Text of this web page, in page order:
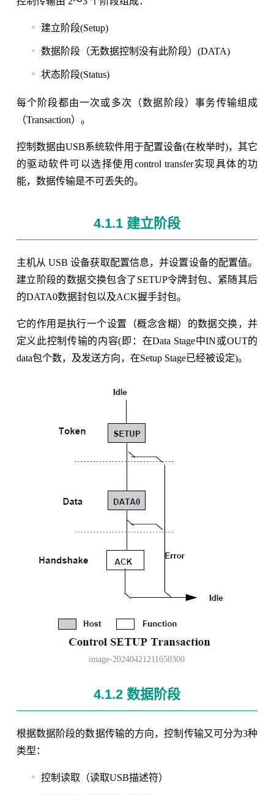
建立阶段(Setup)
数据阶段（无数据控制没有此阶段）(DATA)
状态阶段(Status)
每个阶段都由一次或多次（数据阶段）事务传输组成
（Transaction）。
控制数据由USB系统软件用于配置设备(在枚举时)，其它
的驱动软件可以选择使用control transfer实现具体的功
能，数据传输是不可丢失的。
4.1.1 建立阶段
主机从 USB 设备获取配置信息，并设置设备的配置值。
建立阶段的数据交换包含了SETUP令牌封包、紧随其后
的DATA0数据封包以及ACK握手封包。
它的作用是执行一个设置（概念含糊）的数据交换，并
定义此控制传输的内容(即：在Data Stage中IN或OUT的
data包个数，及发送方向，在Setup Stage已经被设定)。
image-20240421211650300
4.1.2 数据阶段
根据数据阶段的数据传输的方向，控制传输又可分为3种
类型：
控制读取（读取USB描述符）